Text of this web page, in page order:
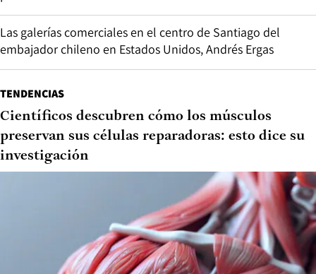
Las galerías comerciales en el centro de Santiago del
embajador chileno en Estados Unidos, Andrés Ergas
TENDENCIAS
Científicos descubren cómo los músculos
preservan sus células reparadoras: esto dice su
investigación